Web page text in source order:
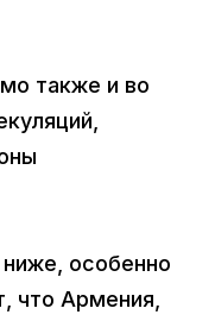
также и во
особенно
что Армения,